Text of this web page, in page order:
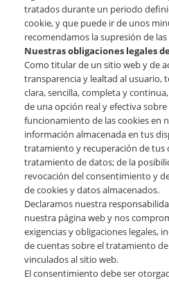
tratados durante un periodo
cookie, y que puede ir de unos
recomendamos la supresión de
Nuestras obligaciones legales
Como titular de un sitio web y de
transparencia y lealtad al usuario,
clara, sencilla, completa y
de una opción real y efectiva
funcionamiento de las cookies en
información almacenada en tus
tratamiento y recuperación de tus
tratamiento de datos; de la
revocación del consentimiento y
de cookies y datos almacenados.
Declaramos nuestra
nuestra página web y nos
exigencias y obligaciones legales,
de cuentas sobre el tratamiento
vinculados al sitio web.
El consentimiento debe ser